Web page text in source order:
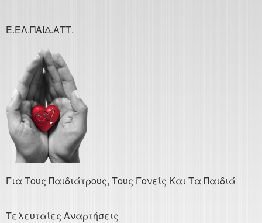
Ε.ΕΛ.ΠΑΙΔ.ΑΤΤ.
Για Τους Παιδιάτρους, Τους Γονείς Και Τα Παιδιά
Τελευταίες Αναρτήσεις